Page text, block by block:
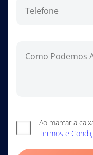
Ao marcar a
Termos e